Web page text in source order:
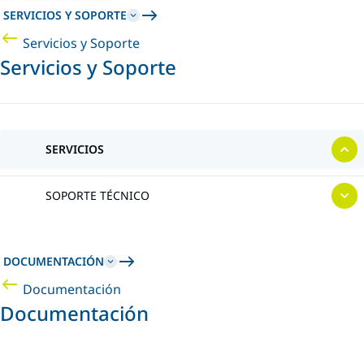
SERVICIOS Y SOPORTE
Servicios y Soporte
Servicios y Soporte
SERVICIOS
SOPORTE TÉCNICO
DOCUMENTACIÓN
Documentación
Documentación